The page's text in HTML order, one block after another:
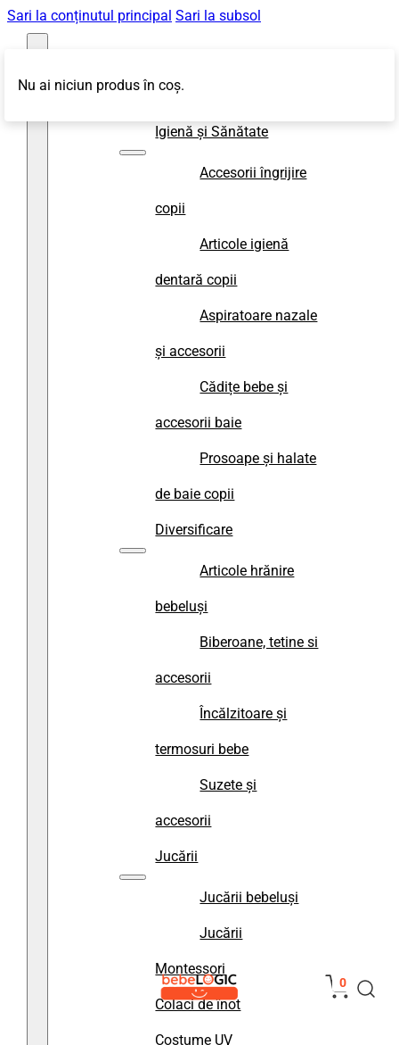
Sari la conținutul principal Sari la subsol
Igienă și Sănătate
Accesorii îngrijire
copii
Articole igienă
dentară copii
Aspiratoare nazale
și accesorii
Cădițe bebe și
accesorii baie
Prosoape și halate
de baie copii
Diversificare
Articole hrănire
bebeluși
Biberoane, tetine si
accesorii
Încălzitoare și
termosuri bebe
Suzete și
accesorii
Jucării
Jucării bebeluși
Jucării
Montessori
Colaci de înot
Costume UV
0
Nu ai niciun produs în coș.